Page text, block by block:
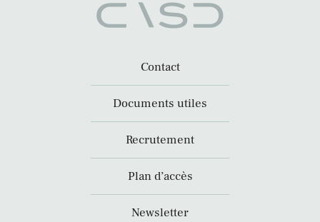
Contact
Documents utiles
Recrutement
Plan d’accès
Newsletter